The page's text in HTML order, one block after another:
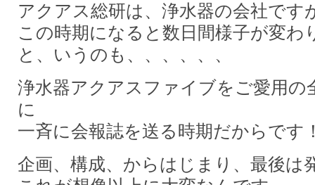
アクアス総研は、浄水器の会社です
この時期になると数日間様子が変わ
と、いうのも、、、、、、
浄水器アクアスファイブをご愛用の
に
一斉に会報誌を送る時期だからです
企画、構成、からはじまり、最後は